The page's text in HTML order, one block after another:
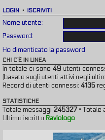
LOGIN • ISCRIVITI
Nome utente:
Password:
Ho dimenticato la password
CHI C’È IN LINEA
In totale ci sono49 utenti
(basato sugli utenti attivi negli
Record di utenti connessi: 4135
STATISTICHE
Totale messaggi 245327• Totale
Ultimo iscritto Raviologo